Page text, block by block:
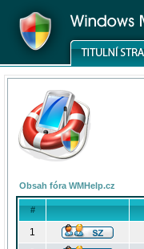
Obsah fóra WMHelp.cz
#
1